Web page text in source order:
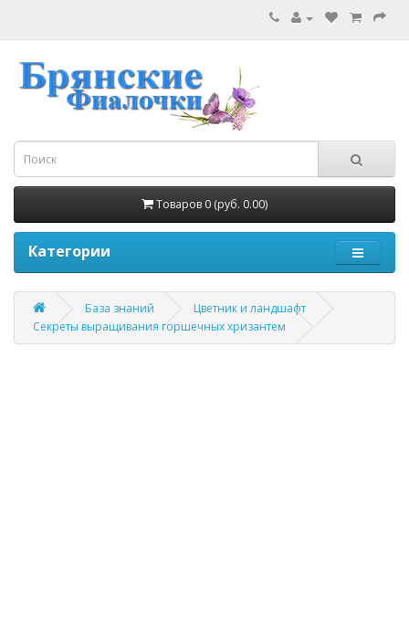
Товаров 0 (руб. 0.00)
Категории
База знаний
Цветник и ландшафт
Секреты выращивания горшечных хризантем